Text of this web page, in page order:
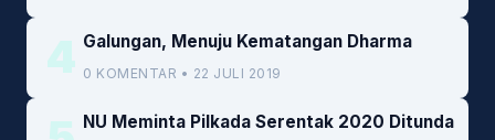
4 Galungan, Menuju Kematangan Dharma
0 KOMENTAR • 22 JULI 2019
NU Meminta Pilkada Serentak 2020 Ditunda